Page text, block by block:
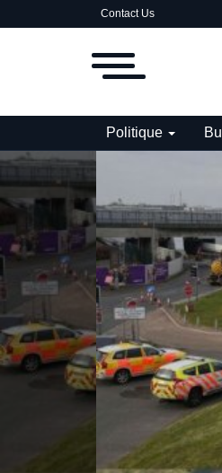
Contact Us
Politique